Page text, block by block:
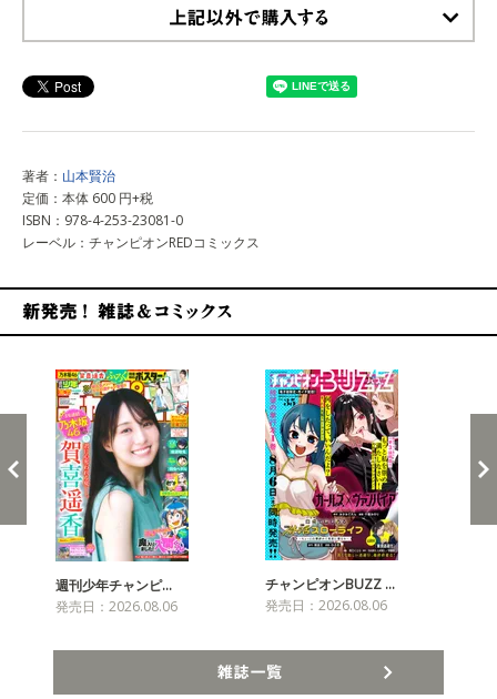
著者： 山本賢治
定価：本体 600 円+税
ISBN：978-4-253-23081-0
レーベル：チャンピオンREDコミックス
週刊少年チャンピ…
発売日：2026.08.06
チャンピオンBUZZ …
発売日：2026.08.06